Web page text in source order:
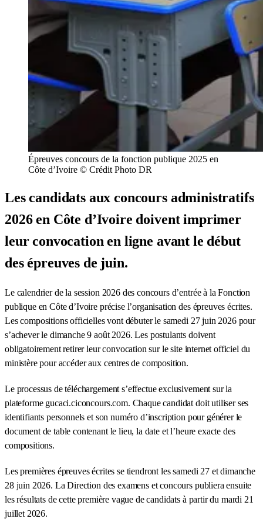
Épreuves concours de la fonction publique 2025 en
Côte d’Ivoire © Crédit Photo DR
Les candidats aux concours administratifs
2026 en Côte d’Ivoire doivent imprimer
leur convocation en ligne avant le début
des épreuves de juin.
Le calendrier de la session 2026 des concours d’entrée à la Fonction
publique en Côte d’Ivoire précise l’organisation des épreuves écrites.
Les compositions officielles vont débuter le samedi 27 juin 2026 pour
s’achever le dimanche 9 août 2026. Les postulants doivent
obligatoirement retirer leur convocation sur le site internet officiel du
ministère pour accéder aux centres de composition.
Le processus de téléchargement s’effectue exclusivement sur la
plateforme gucaci.ciconcours.com. Chaque candidat doit utiliser ses
identifiants personnels et son numéro d’inscription pour générer le
document de table contenant le lieu, la date et l’heure exacte des
compositions.
Les premières épreuves écrites se tiendront les samedi 27 et dimanche
28 juin 2026. La Direction des examens et concours publiera ensuite
les résultats de cette première vague de candidats à partir du mardi 21
juillet 2026.